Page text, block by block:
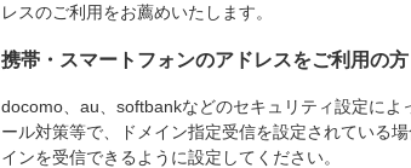
レスのご利用をお薦めいたします。
携帯・スマートフォンのアドレスをご利用の方
docomo、au、softbankなどのセキュリティ設定に
ール対策等で、ドメイン指定受信を設定されている
インを受信できるように設定してください。